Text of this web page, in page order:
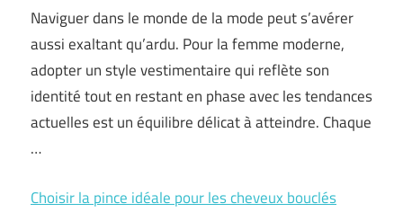
Naviguer dans le monde de la mode peut s’avérer
aussi exaltant qu’ardu. Pour la femme moderne,
adopter un style vestimentaire qui reflète son
identité tout en restant en phase avec les tendances
actuelles est un équilibre délicat à atteindre. Chaque
…
Choisir la pince idéale pour les cheveux bouclés